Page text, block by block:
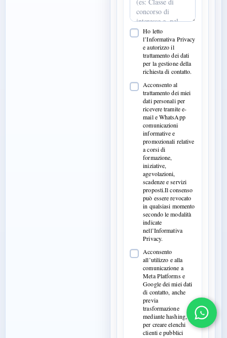
Ho letto
l’Informativa Privacy
e autorizzo il
trattamento dei dati
per la gestione della
richiesta di contatto.
Acconsento al
trattamento dei miei
dati personali per
ricevere tramite e-
mail e WhatsApp
comunicazioni
informative e
promozionali relative
a corsi di
formazione,
iniziative,
agevolazioni,
scadenze e servizi
proposti.Il consenso
può essere revocato
in qualsiasi momento
secondo le modalità
indicate
nell’Informativa
Privacy.
Acconsento
all’utilizzo e alla
comunicazione a
Meta Platforms e
Google dei miei dati
di contatto, anche
previa
trasformazione
mediante hashing,
per creare elenchi
clienti e pubblici